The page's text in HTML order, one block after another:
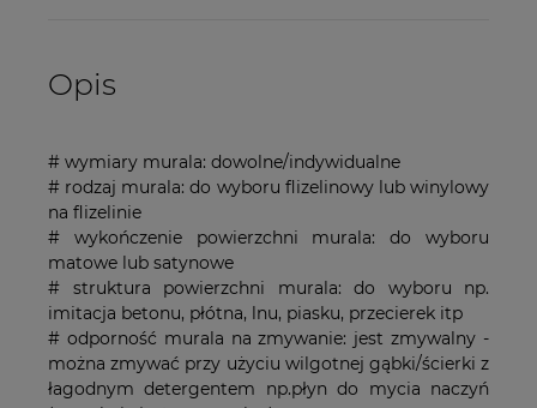
Opis
# wymiary murala: dowolne/indywidualne
# rodzaj murala: do wyboru flizelinowy lub winylowy
na flizelinie
# wykończenie powierzchni murala: do wyboru
matowe lub satynowe
# struktura powierzchni murala: do wyboru np.
imitacja betonu, płótna, lnu, piasku, przecierek itp
# odporność murala na zmywanie: jest zmywalny -
można zmywać przy użyciu wilgotnej gąbki/ścierki z
łagodnym detergentem np.płyn do mycia naczyń